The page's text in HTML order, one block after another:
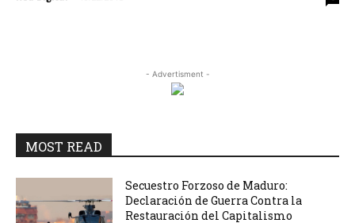
- Advertisment -
MOST READ
Secuestro Forzoso de Maduro:
Declaración de Guerra Contra la
Restauración del Capitalismo